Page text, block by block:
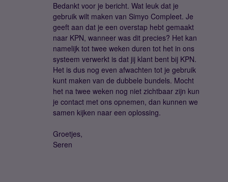
Bedankt voor je bericht. Wat leuk dat je
gebruik wilt maken van Simyo Compleet. Je
geeft aan dat je een overstap hebt gemaakt
naar KPN, wanneer was dit precies? Het kan
namelijk tot twee weken duren tot het in ons
systeem verwerkt is dat jij klant bent bij KPN.
Het is dus nog even afwachten tot je gebruik
kunt maken van de dubbele bundels. Mocht
het na twee weken nog niet zichtbaar zijn kun
je contact met ons opnemen, dan kunnen we
samen kijken naar een oplossing.
Groetjes,
Seren